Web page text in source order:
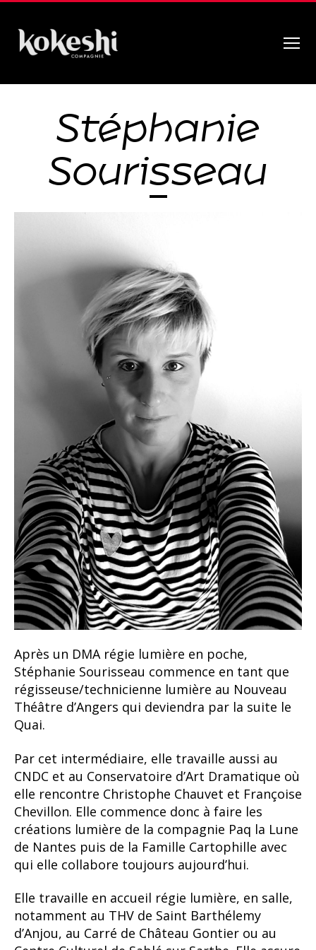
Kokeshi
Stéphanie
Sourisseau
Après un DMA régie lumière en poche,
Stéphanie Sourisseau commence en tant que
régisseuse/technicienne lumière au Nouveau
Théâtre d’Angers qui deviendra par la suite le
Quai.
Par cet intermédiaire, elle travaille aussi au
CNDC et au Conservatoire d’Art Dramatique où
elle rencontre Christophe Chauvet et Françoise
Chevillon. Elle commence donc à faire les
créations lumière de la compagnie Paq la Lune
de Nantes puis de la Famille Cartophille avec
qui elle collabore toujours aujourd’hui.
Elle travaille en accueil régie lumière, en salle,
notamment au THV de Saint Barthélemy
d’Anjou, au Carré de Château Gontier ou au